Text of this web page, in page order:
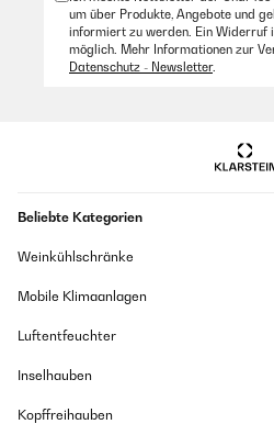
um über Produkte, Angebote und
informiert zu werden. Ein
möglich. Mehr Informationen zur
Datenschutz - Newsletter.
Beliebte Kategorien
Weinkühlschränke
Mobile Klimaanlagen
Luftentfeuchter
Inselhauben
Kopffreihauben